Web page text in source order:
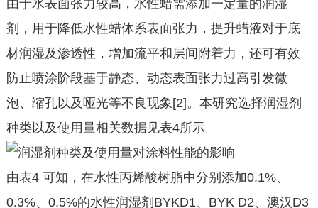
由于水表面张力较高，水性蜡需添加一定量的润湿
剂，用于降低水性蜡体系表面张力，提升蜡液对于底
材润湿及渗透性，增加流平和层间附着力，还可有效
防止喷涂阶段基于静态、动态表面张力过高引发微
泡、缩孔以及哑光等不良现象[2]。本研究选择润湿剂
种类以及使用量相关数据见表4所示。
由表4 可知，在水性丙烯酸树脂中分别添加0.1%、
0.3%、0.5%的水性润湿剂BYKD1、BYK D2、澳汉D3